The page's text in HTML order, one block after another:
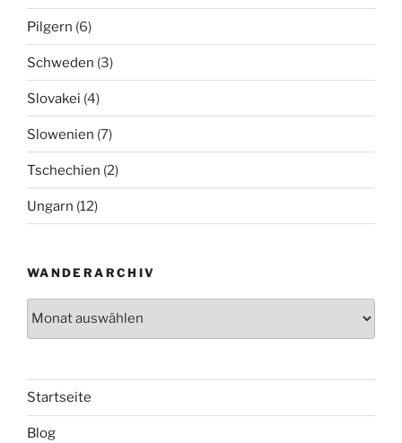
Pilgern (6)
Schweden (3)
Slovakei (4)
Slowenien (7)
Tschechien (2)
Ungarn (12)
WANDERARCHIV
Startseite
Blog